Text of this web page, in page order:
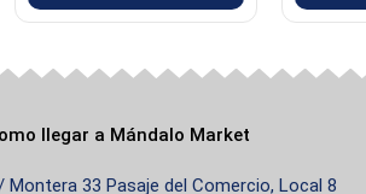
Alemania, Portugal, Italia y
llegar a Mándalo Market
Montera 33 Pasaje del Comercio, Local 8